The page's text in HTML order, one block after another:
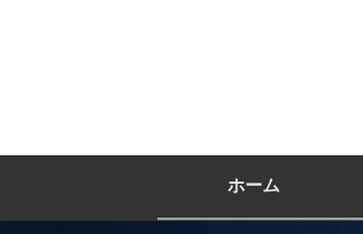
ホーム